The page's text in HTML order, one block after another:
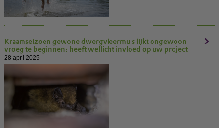
Kraamseizoen gewone dwergvleermuis lijkt ongewoon
vroeg te beginnen: heeft wellicht invloed op uw project
28 april 2025